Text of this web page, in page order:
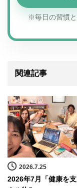
※毎日の習慣
関連記事
2026.7.25
2026年7月「健康を